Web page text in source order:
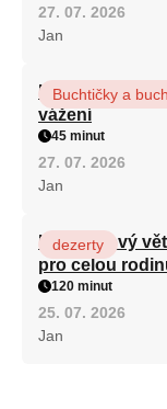
27. 07. 2026
Jan
Hrnková
vážení
Buchtičky a
45 minut
27. 07. 2026
Jan
Karamelový
pro celou
dezerty
120 minut
25. 07. 2026
Jan